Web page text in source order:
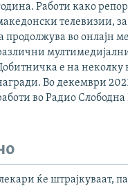
Работи како
телевизии,
продолжува во онлајн
е на неколку
Во декември
во Радио Слободна
ќе штрајкуваат,